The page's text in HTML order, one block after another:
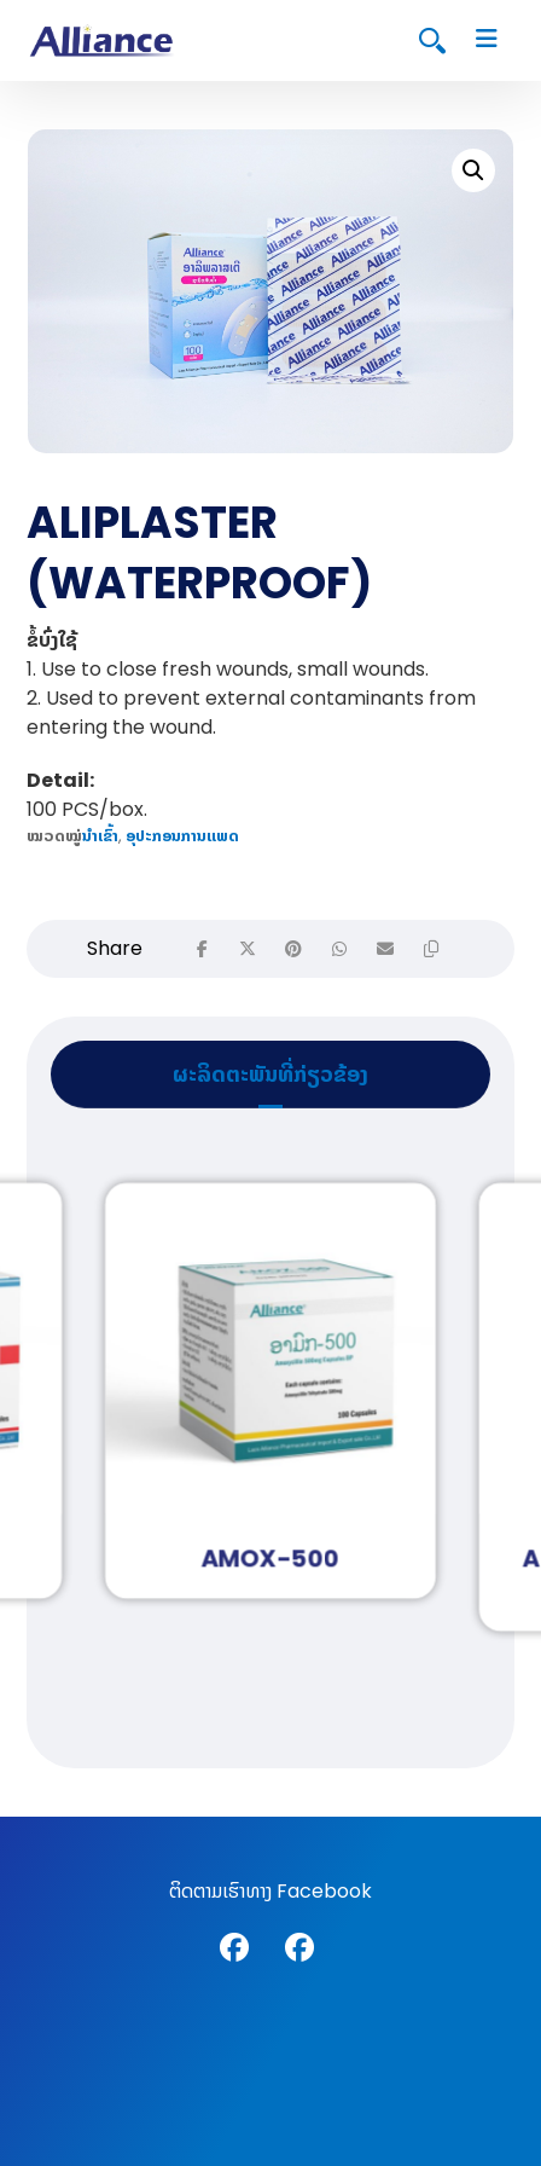
ALIPLASTER
(WATERPROOF)
ຂໍ້ບົ່ງໃຊ້
1. Use to close fresh wounds, small wounds.
2. Used to prevent external contaminants from
entering the wound.
Detail:
100 PCS/box.
ໝວດໝູ່ນຳເຂົ້າ, ອຸປະກອນການແພດ
ຜະລິດຕະພັນທີ່ກ່ຽວຂ້ອງ
AMOX-500
ຕິດຕາມເຮົາທາງ Facebook